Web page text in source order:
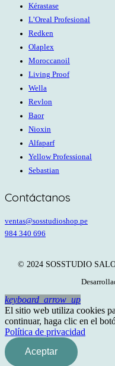
Kérastase
L’Oreal Profesional
Redken
Olaplex
Moroccanoil
Living Proof
Wella
Revlon
Baor
Nioxin
Alfaparf
Yellow Professional
Sebastian
Contáctanos
ventas@sosstudioshop.pe
984 340 696
© 2024 SOSSTUDIO
keyboard_arrow_up
El sitio web utiliza cookies
continuar, haga clic en el
Política de privacidad
Aceptar